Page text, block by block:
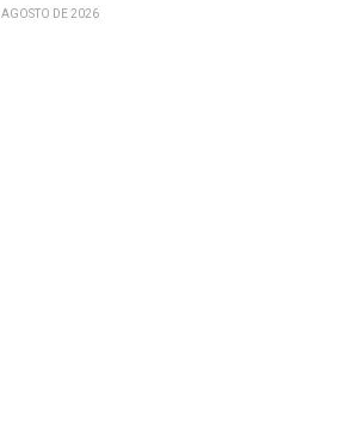
DE 2026